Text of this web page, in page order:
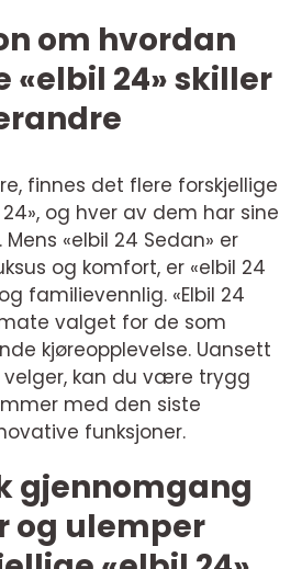
om hvordan
«elbil 24» skiller
finnes det flere forskjellige
og hver av dem har sine
«elbil 24 Sedan» er
og komfort, er «elbil 24
familievennlig. «Elbil 24
valget for de som
kjøreopplevelse. Uansett
kan du være trygg
med den siste
funksjoner.
gjennomgang
og ulemper